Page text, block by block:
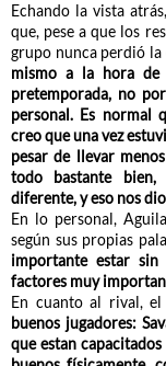
Echando la vista
que, pese a que los
grupo nunca perdió la
mismo a la hora de
pretemporada, no
personal. Es normal
creo que una vez
pesar de llevar
todo bastante
diferente, y eso nos
En lo personal,
según sus propias
importante estar sin
factores muy
En cuanto al rival,
buenos jugadores:
que estan